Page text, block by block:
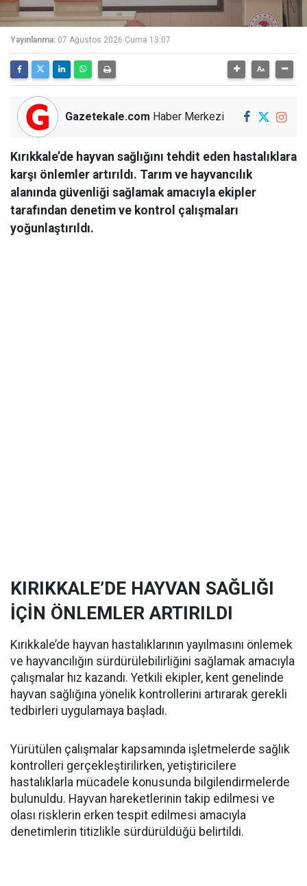
Yayınlanma: 07 Ağustos 2026 Cuma 13:07
Gazetekale.com Haber Merkezi
Kırıkkale’de hayvan sağlığını tehdit eden hastalıklara
karşı önlemler artırıldı. Tarım ve hayvancılık
alanında güvenliği sağlamak amacıyla ekipler
tarafından denetim ve kontrol çalışmaları
yoğunlaştırıldı.
KIRIKKALE’DE HAYVAN SAĞLIĞI
İÇİN ÖNLEMLER ARTIRILDI
Kırıkkale’de hayvan hastalıklarının yayılmasını önlemek
ve hayvancılığın sürdürülebilirliğini sağlamak amacıyla
çalışmalar hız kazandı. Yetkili ekipler, kent genelinde
hayvan sağlığına yönelik kontrollerini artırarak gerekli
tedbirleri uygulamaya başladı.
Yürütülen çalışmalar kapsamında işletmelerde sağlık
kontrolleri gerçekleştirilirken, yetiştiricilere
hastalıklarla mücadele konusunda bilgilendirmelerde
bulunuldu. Hayvan hareketlerinin takip edilmesi ve
olası risklerin erken tespit edilmesi amacıyla
denetimlerin titizlikle sürdürüldüğü belirtildi.